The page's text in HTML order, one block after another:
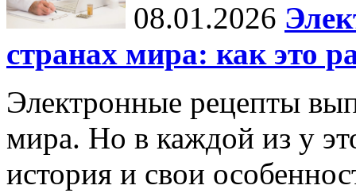
08.01.2026
странах мира: как это
Электронные рецепты
мира. Но в каждой из у
история и свои